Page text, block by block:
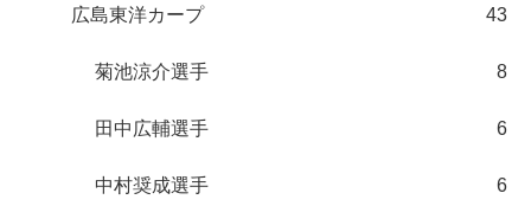
広島東洋カープ 43
菊池涼介選手 8
田中広輔選手 6
中村奨成選手 6